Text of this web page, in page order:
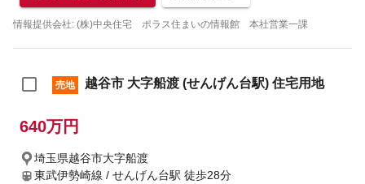
情報提供会社: (株)中央住宅 ポラス住まいの情報館 本社営業一課
売地 越谷市 大字船渡 (せんげん台駅) 住宅用地
640万円
埼玉県越谷市大字船渡
東武伊勢崎線 / せんげん台駅 徒歩28分